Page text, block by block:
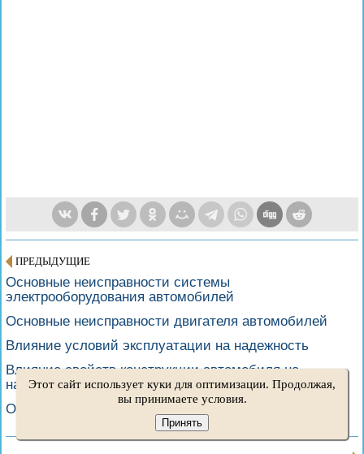
ПРЕДЫДУЩИЕ
Основные неисправности системы
электрооборудования автомобилей
Основные неисправности двигателя автомобилей
Влияние условий эксплуатации на надежность
Влияние свойств конструкции автомобиля на
надежность
Основные понятия надежности автомобилей
Этот сайт использует куки для оптимизации. Продолжая,
вы принимаете условия.
Принять